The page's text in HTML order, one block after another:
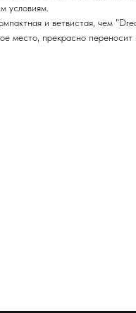
условиям.
и ветвистая, чем
место, прекрасно переносит